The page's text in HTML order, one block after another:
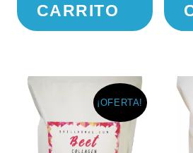
$ 750.00.$
CARRITO
¡OFERTA!